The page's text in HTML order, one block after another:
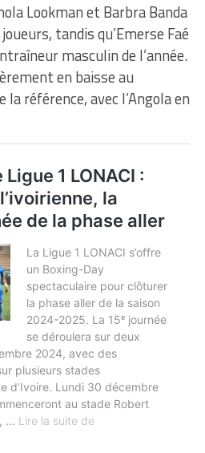
Lookman et Barbra Banda
tandis qu’Emerse Faé
masculin de l’année.
en baisse au
référence, avec l’Angola en